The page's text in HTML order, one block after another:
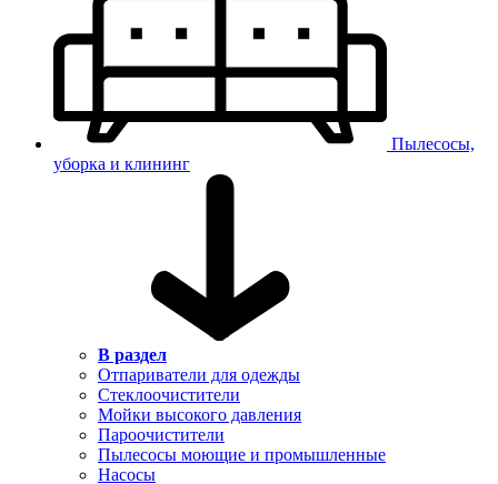
Пылесосы,
уборка и клининг
В раздел
Отпариватели для одежды
Стеклоочистители
Мойки высокого давления
Пароочистители
Пылесосы моющие и промышленные
Насосы